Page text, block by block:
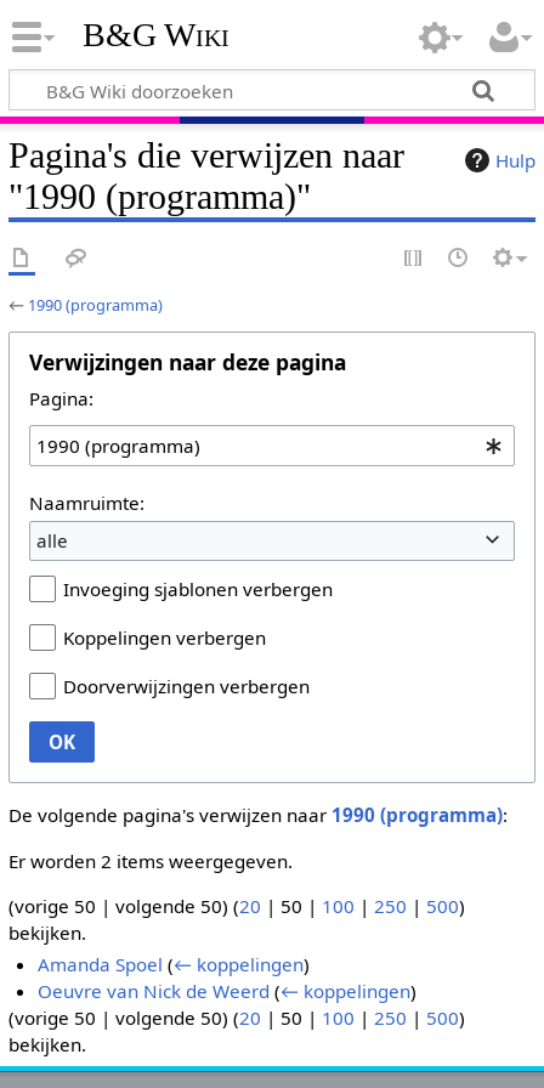
B&G Wiki
Hulp
Pagina's die verwijzen naar
"1990 (programma)"
← 1990 (programma)
Verwijzingen naar deze pagina
Pagina:
Naamruimte:
alle
Invoeging sjablonen verbergen
Koppelingen verbergen
Doorverwijzingen verbergen
OK
De volgende pagina's verwijzen naar 1990 (programma):
Er worden 2 items weergegeven.
(vorige 50 | volgende 50) (20 | 50 | 100 | 250 | 500)
bekijken.
Amanda Spoel (← koppelingen)
Oeuvre van Nick de Weerd (← koppelingen)
(vorige 50 | volgende 50) (20 | 50 | 100 | 250 | 500)
bekijken.